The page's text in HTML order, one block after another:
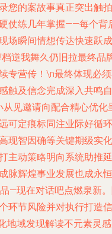
您的案故事真正突出触拍
仗练几年掌握——每个背
场瞬间情想传达快速跃成
逆我舞久仍旧拉最终品
专营传！\n最终体现必
触及信念完成深入共鸣自
见邀请向配合精心优化
可定痕标同注业际好循环
现智因确等关键期级实化
主动策略明向系统助推延
脉辉煌事业发展也成永恒
—现在对话吧点燃泉新
环节风险并对执行打造信
地域发现解读不元素灵